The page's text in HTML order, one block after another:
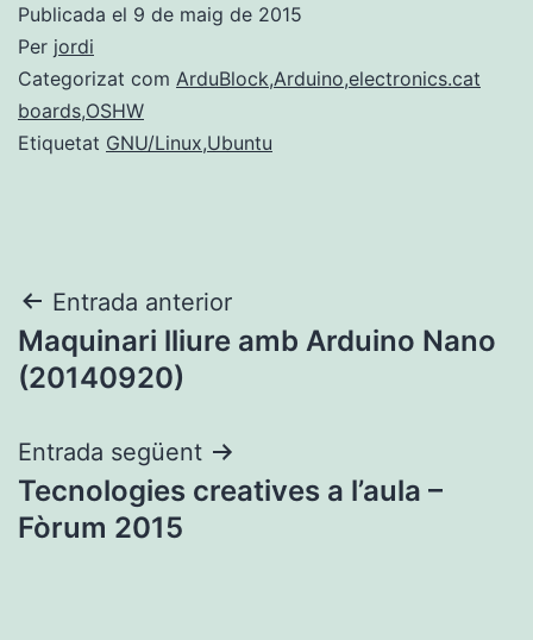
Publicada el 9 de maig de 2015
Per jordi
Categorizat com ArduBlock,Arduino,electronics.cat
boards,OSHW
Etiquetat GNU/Linux,Ubuntu
Navegació
d'entrades
Entrada anterior
Maquinari lliure amb Arduino Nano
(20140920)
Entrada següent
Tecnologies creatives a l’aula –
Fòrum 2015